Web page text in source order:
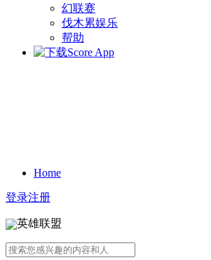
幻联赛
伐木累娱乐
帮助
Home
登录注册
英雄联盟